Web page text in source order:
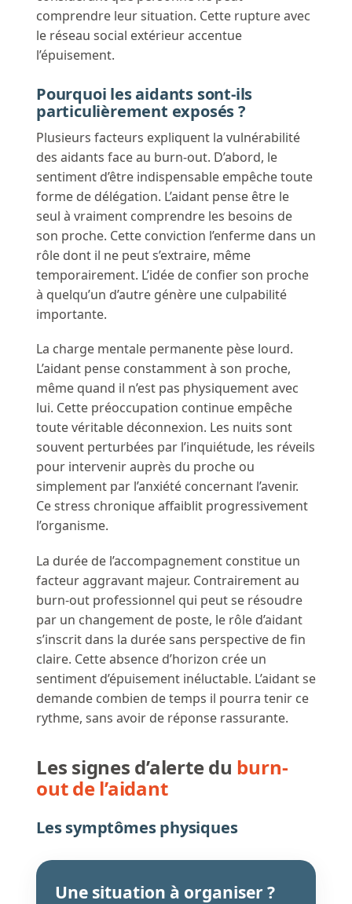
comprendre leur situation. Cette rupture avec
le réseau social extérieur accentue
l’épuisement.
Pourquoi les aidants sont-ils
particulièrement exposés ?
Plusieurs facteurs expliquent la vulnérabilité
des aidants face au burn-out. D’abord, le
sentiment d’être indispensable empêche toute
forme de délégation. L’aidant pense être le
seul à vraiment comprendre les besoins de
son proche. Cette conviction l’enferme dans un
rôle dont il ne peut s’extraire, même
temporairement. L’idée de confier son proche
à quelqu’un d’autre génère une culpabilité
importante.
La charge mentale permanente pèse lourd.
L’aidant pense constamment à son proche,
même quand il n’est pas physiquement avec
lui. Cette préoccupation continue empêche
toute véritable déconnexion. Les nuits sont
souvent perturbées par l’inquiétude, les réveils
pour intervenir auprès du proche ou
simplement par l’anxiété concernant l’avenir.
Ce stress chronique affaiblit progressivement
l’organisme.
La durée de l’accompagnement constitue un
facteur aggravant majeur. Contrairement au
burn-out professionnel qui peut se résoudre
par un changement de poste, le rôle d’aidant
s’inscrit dans la durée sans perspective de fin
claire. Cette absence d’horizon crée un
sentiment d’épuisement inéluctable. L’aidant se
demande combien de temps il pourra tenir ce
rythme, sans avoir de réponse rassurante.
Les signes d’alerte du burn-
out de l’aidant
Les symptômes physiques
Une situation à organiser ?